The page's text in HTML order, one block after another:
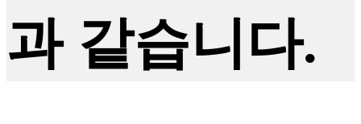
과 같습니다.